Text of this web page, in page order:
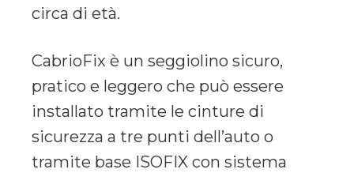
circa di età.
CabrioFix è un seggiolino sicuro,
pratico e leggero che può essere
installato tramite le cinture di
sicurezza a tre punti dell’auto o
tramite base ISOFIX con sistema